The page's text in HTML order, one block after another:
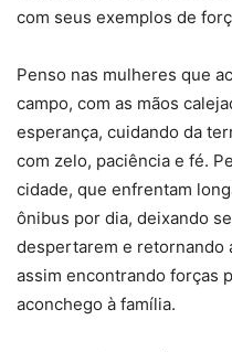
com seus exemplos de
Penso nas mulheres que
campo, com as mãos
esperança, cuidando da
com zelo, paciência e fé.
cidade, que enfrentam
ônibus por dia, deixando
despertarem e retornando
assim encontrando forças
aconchego à família.